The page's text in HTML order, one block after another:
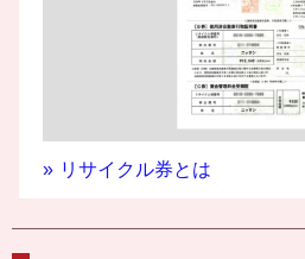
リサイクル券とは